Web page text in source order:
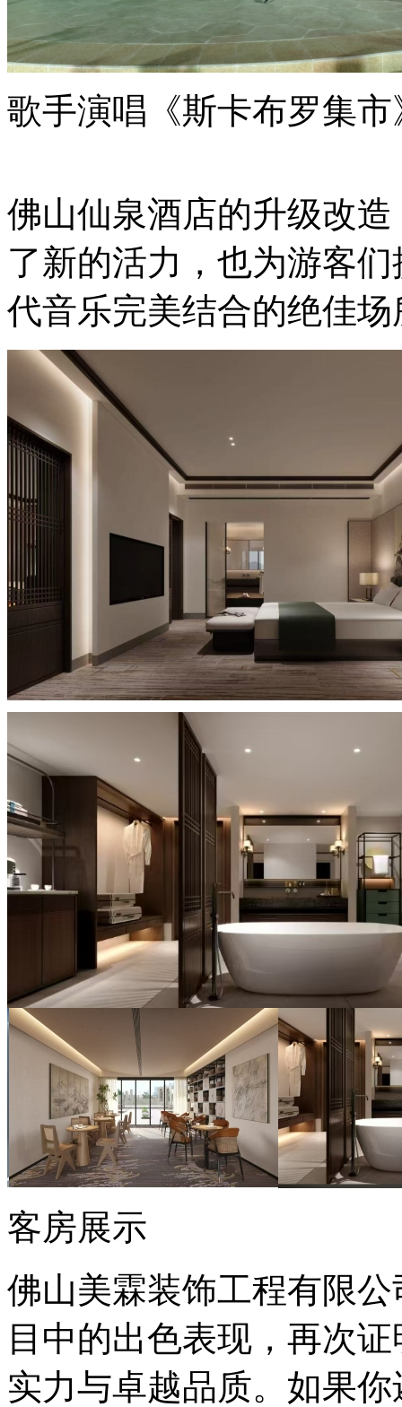
歌手演唱《斯卡布罗集市
佛山仙泉酒店的升级改
了新的活力，也为游客
代音乐完美结合的绝佳场
客房展示
佛山美霖装饰工程有限
目中的出色表现，再次
实力与卓越品质。如果